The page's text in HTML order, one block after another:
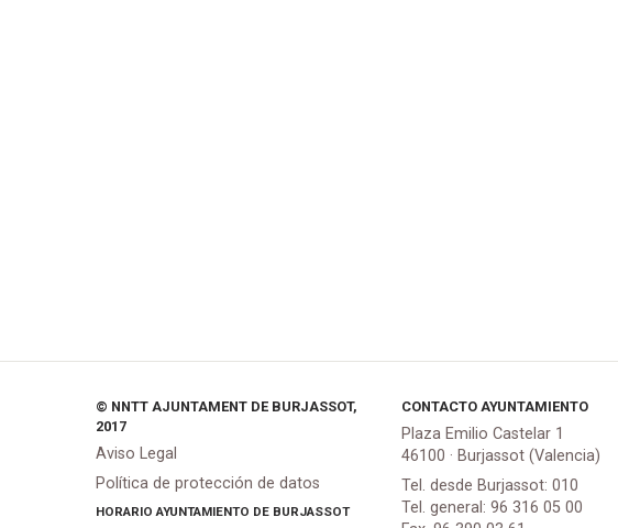
© NNTT AJUNTAMENT DE BURJASSOT,
2017
Aviso Legal
Política de protección de datos
HORARIO AYUNTAMIENTO DE BURJASSOT
CONTACTO AYUNTAMIENTO
Plaza Emilio Castelar 1
46100 · Burjassot (Valencia)
Tel. desde Burjassot: 010
Tel. general: 96 316 05 00